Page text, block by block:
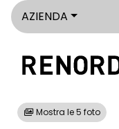
AZIENDA
Mostra le 5 foto